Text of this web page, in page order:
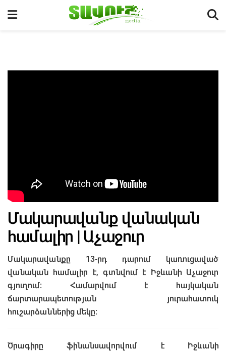
Մակարավանք վանական
համալիր | Աչաջուր
Մակարավանքը 13-րդ դարում կառուցաված
վանական համալիր է, գտնվում է Իջևանի Աչաջուր
գյուղում: Համարվում է հայկական
ճարտարապետության յուրահատուկ
հուշարձաններից մեկը:
Ծրագիրը ֆինանսավորվում է Իջևանի